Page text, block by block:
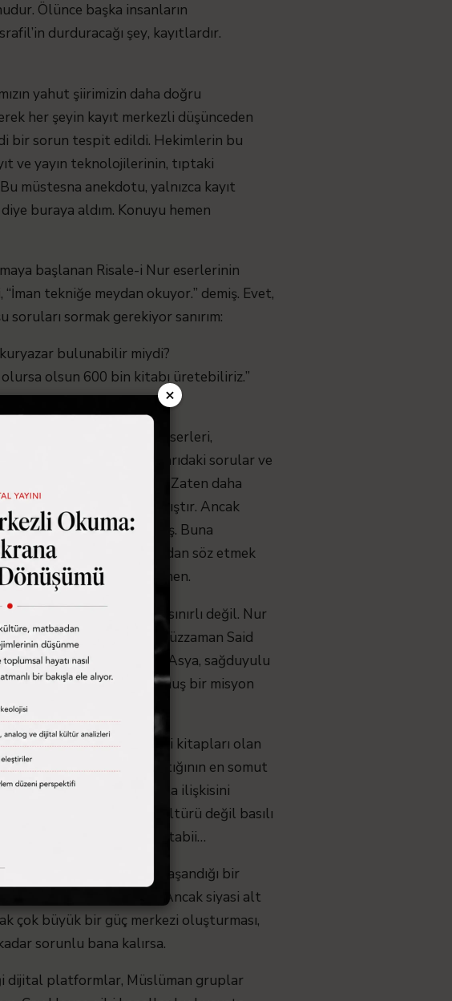
×
Ölünce başka insanların
durduracağı şey, kayıtlardır.
yahut şiirimizin daha doğru
her şeyin kayıt merkezli düşünceden
bir sorun tespit edildi. Hekimlerin bu
ve yayın teknolojilerinin, tıptaki
müstesna anekdotu, yalnızca kayıt
buraya aldım. Konuyu hemen
başlanan Risale-i Nur eserlerinin
“İman tekniğe meydan okuyor.” demiş. Evet,
sormak gerekiyor sanırım:
bulunabilir miydi?
olsun 600 bin kitabı üretebiliriz.”
Demek ki Risale-i Nur eserleri,
uzatmayacağım. Yukarıdaki sorular ve
çok yakından ilgili değil. Zaten daha
matbaa ile çoğaltılmıştır. Ancak
600 bin adet eser üretilmiş. Buna
faaliyeti başarısından söz etmek
kısıtlamış olmasına rağmen.
örnekler bunlarla sınırlı değil. Nur
var: “Asrın müellifi Bediüzzaman Said
özen gösteren Yeni Asya, sağduyulu
gönlünde taht kurmuş bir misyon
olmadığı bir sıfat. Halefi kitapları olan
okur ilişkisine bıraktığının en somut
teker teker matbuatla ilişkisini
dahi yazılı kültürü değil basılı
hesap edin.” demiyorum tabii…
harf inkılabının yaşandığı bir
baksan zor bir iş. Ancak siyasi alt
çok büyük bir güç merkezi oluşturması,
sorunlu bana kalırsa.
dijital platformlar, Müslüman gruplar